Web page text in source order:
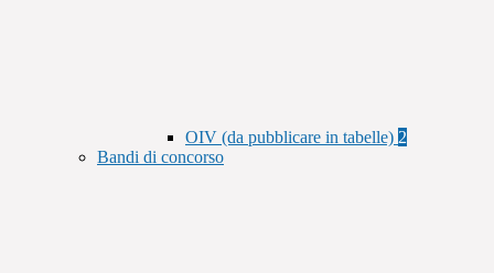
OIV (da pubblicare in tabelle) 2
Bandi di concorso